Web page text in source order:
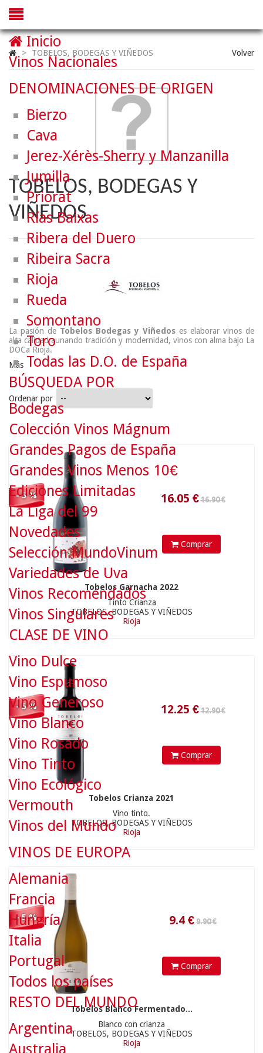
> TOBELOS, BODEGAS Y VIÑEDOS Volver
TOBELOS, BODEGAS Y
VIÑEDOS
La pasión de Tobelos Bodegas y Viñedos es elaborar vinos de
alta calidad aunando tradición y modernidad, vinos con alma bajo La
DOCa Rioja.
Más
Ordenar por
- 5 %
16.05€
Comprar
Tobelos Garnacha 2022
Tinto Crianza
TOBELOS, BODEGAS Y VIÑEDOS
Rioja
- 5 %
12.90 €
Comprar
Tobelos Crianza 2021
Vino tinto.
TOBELOS, BODEGAS Y VIÑEDOS
Rioja
- 5 %
9.90 €
Comprar
Tobelos Blanco Fermentado...
Blanco con crianza
TOBELOS, BODEGAS Y VIÑEDOS
Rioja
20.9€
Inicio
Vinos Nacionales
DENOMINACIONES DE ORIGEN
Bierzo
Cava
Jerez-Xérès-Sherry y Manzanilla
Jumilla
Priorat
Rías Baixas
Ribera del Duero
Ribeira Sacra
Rioja
Rueda
Somontano
Toro
Todas las D.O. de España
BÚSQUEDA POR
Bodegas
Colección Vinos Mágnum
Grandes Pagos de España
Grandes Vinos Menos 10€
Ediciones Limitadas
La Liga del 99
Novedades
Selección MundoVinum
Variedades de Uva
Vinos Recomendados
Vinos Singulares
CLASE DE VINO
Vino Dulce
Vino Espumoso
Vino Generoso
Vino Blanco
Vino Rosado
Vino Tinto
Vino Ecológico
Vermouth
Vinos del Mundo
VINOS DE EUROPA
Alemania
Francia
Hungría
Italia
Portugal
Todos los países
RESTO DEL MUNDO
Argentina
Australia